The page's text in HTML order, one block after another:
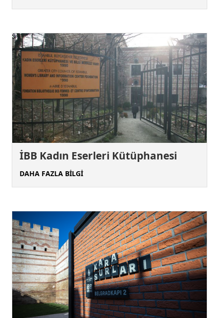
İBB Kadın Eserleri Kütüphanesi
DAHA FAZLA BİLGİ